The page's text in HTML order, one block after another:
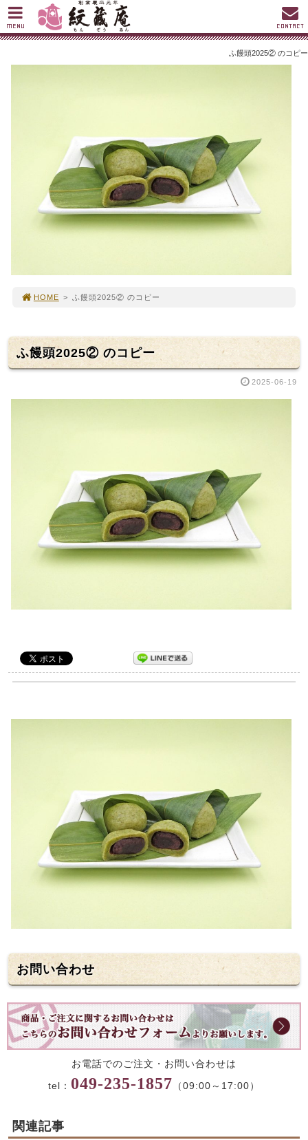
ふ饅頭2025② のコピー
HOME > ふ饅頭2025② のコピー
ふ饅頭2025② のコピー
2025-06-19
お問い合わせ
お電話でのご注文・お問い合わせは
tel： 049-235-1857 （09:00～17:00）
関連記事
MENU CONTACT